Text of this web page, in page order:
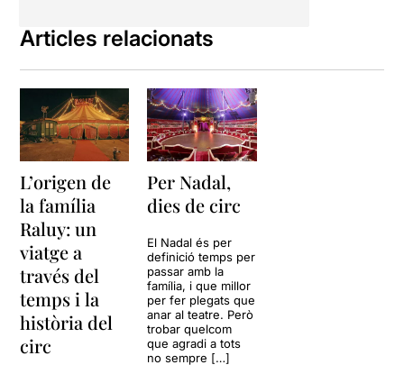
Articles relacionats
L’origen de
la família
Raluy: un
viatge a
través del
temps i la
història del
circ
Per Nadal,
dies de circ
El Nadal és per
definició temps per
passar amb la
família, i que millor
per fer plegats que
anar al teatre. Però
trobar quelcom
que agradi a tots
no sempre […]